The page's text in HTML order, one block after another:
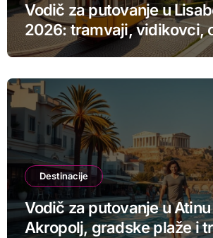
Vodič za putovanje u
2026: tramvaji, vidikovci,
smeštaj
Destinacije
Vodič za putovanje u
Akropolj, gradske plaže i